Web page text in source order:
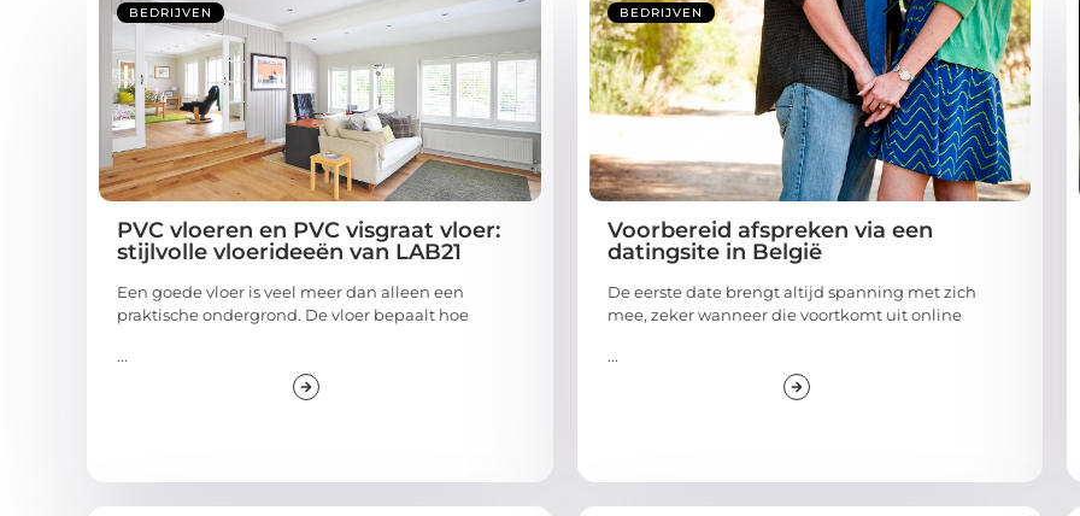
BEDRIJVEN
PVC vloeren en PVC visgraat vloer:
stijlvolle vloerideeën van LAB21
Een goede vloer is veel meer dan alleen een
praktische ondergrond. De vloer bepaalt hoe
...
BEDRIJVEN
Voorbereid afspreken via een
datingsite in België
De eerste date brengt altijd spanning met zich
mee, zeker wanneer die voortkomt uit online
...